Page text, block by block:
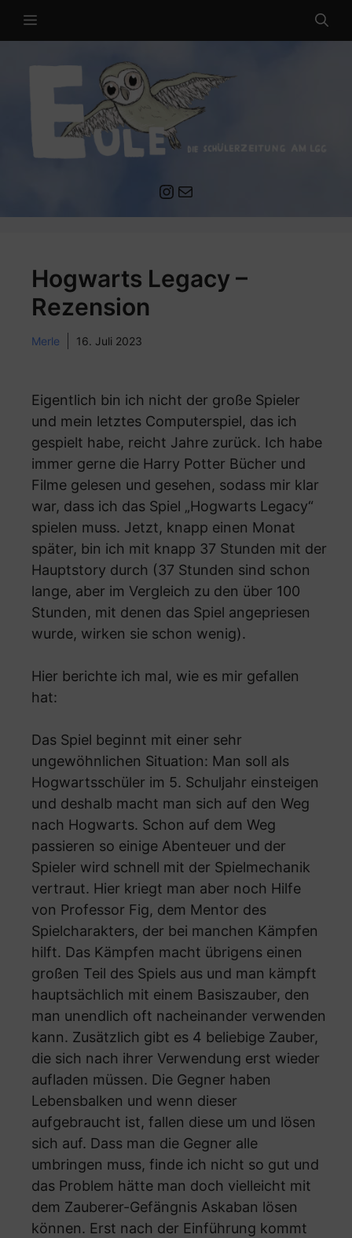
MENÜ
Instagram
Mail an die EULE Redaktion
Hogwarts Legacy –
Rezension
Merle 16. Juli 2023
Eigentlich bin ich nicht der große Spieler
und mein letztes Computerspiel, das ich
gespielt habe, reicht Jahre zurück. Ich habe
immer gerne die Harry Potter Bücher und
Filme gelesen und gesehen, sodass mir klar
war, dass ich das Spiel „Hogwarts Legacy“
spielen muss. Jetzt, knapp einen Monat
später, bin ich mit knapp 37 Stunden mit der
Hauptstory durch (37 Stunden sind schon
lange, aber im Vergleich zu den über 100
Stunden, mit denen das Spiel angepriesen
wurde, wirken sie schon wenig).
Hier berichte ich mal, wie es mir gefallen
hat:
Das Spiel beginnt mit einer sehr
ungewöhnlichen Situation: Man soll als
Hogwartsschüler im 5. Schuljahr einsteigen
und deshalb macht man sich auf den Weg
nach Hogwarts. Schon auf dem Weg
passieren so einige Abenteuer und der
Spieler wird schnell mit der Spielmechanik
vertraut. Hier kriegt man aber noch Hilfe
von Professor Fig, dem Mentor des
Spielcharakters, der bei manchen Kämpfen
hilft. Das Kämpfen macht übrigens einen
großen Teil des Spiels aus und man kämpft
hauptsächlich mit einem Basiszauber, den
man unendlich oft nacheinander verwenden
kann. Zusätzlich gibt es 4 beliebige Zauber,
die sich nach ihrer Verwendung erst wieder
aufladen müssen. Die Gegner haben
Lebensbalken und wenn dieser
aufgebraucht ist, fallen diese um und lösen
sich auf. Dass man die Gegner alle
umbringen muss, finde ich nicht so gut und
das Problem hätte man doch vielleicht mit
dem Zauberer-Gefängnis Askaban lösen
können. Erst nach der Einführung kommt